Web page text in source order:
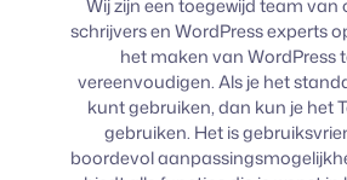
Wij zijn een toegewijd team van
schrijvers en WordPress experts
het maken van WordPress
vereenvoudigen. Als je het
kunt gebruiken, dan kun je het
gebruiken. Het is
boordevol